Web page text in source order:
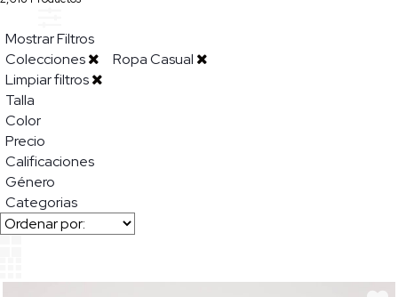
Mostrar Filtros
Colecciones
Ropa Casual
Limpiar filtros
Talla
Color
Precio
Calificaciones
Género
Categorias